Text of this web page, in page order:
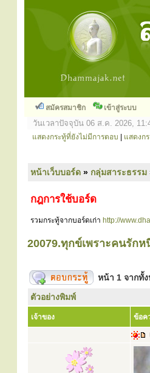
สมัครสมาชิก เข้าสู่ระบบ
วันเวลาปัจจุบัน 06 ส.ค. 2026,
แสดงกระทู้ที่ยังไม่มีการตอบ แสดงก
หน้าเว็บบอร์ด » กลุ่มสาระธรรม
กฎการใช้บอร์ด
รวมกระทู้จากบอร์ดเก่า http://
20079.ทุกข์เพราะคนรัก
หน้า 1 จากทั้
ตัวอย่างพิมพ์
เจ้าของ ข้อค